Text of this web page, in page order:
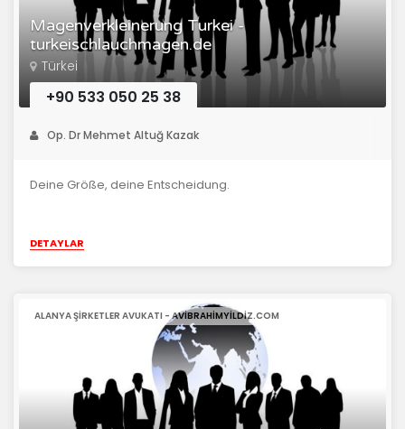
Magenverkleinerung Turkei -
turkeischlauchmagen.de
Türkei
+90 533 050 25 38
Op. Dr Mehmet Altuğ Kazak
Deine Größe, deine Entscheidung.
DETAYLAR
ALANYA ŞIRKETLER AVUKATI - AVIBRAHIMYILDIZ.COM